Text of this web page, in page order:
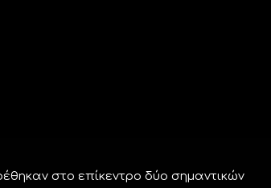
στο επίκεντρο δύο σημαντικών